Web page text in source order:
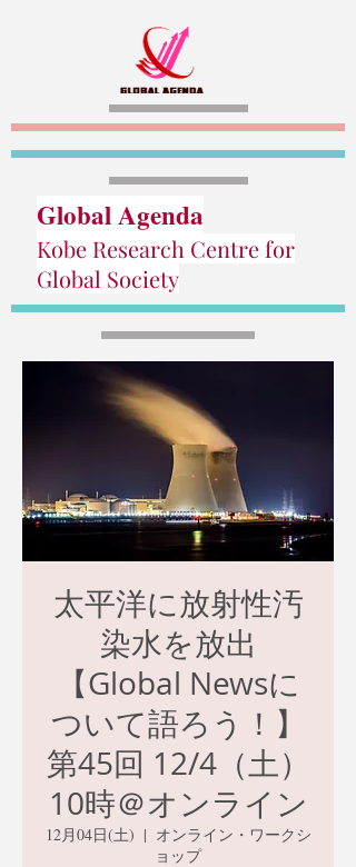
Global Agenda
Kobe Research Centre for
Global Society
太平洋に放射性汚
染水を放出
【Global Newsに
ついて語ろう！】
第45回 12/4（土）
10時＠オンライン
12月04日(土)
  |
オンライン・ワークシ
ョップ